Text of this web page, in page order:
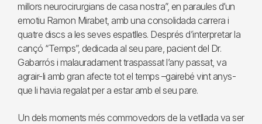
millors neurocirurgians de casa nostra”, en paraules d’un
emotiu Ramon Mirabet, amb una consolidada carrera i
quatre discs a les seves espatlles. Després d’interpretar la
cançó “Temps”, dedicada al seu pare, pacient del Dr.
Gabarrós i malauradament traspassat l’any passat, va
agrair-li amb gran afecte tot el temps –gairebé vint anys-
que li havia regalat per a estar amb el seu pare.
Un dels moments més commovedors de la vetllada va ser